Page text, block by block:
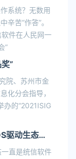
系统？无数用
辛苦“作答”。
件在人民网一
”
”
院、苏州市金
化分会指导，
办的“2021ISIG
驱动生态新
直是统信软件